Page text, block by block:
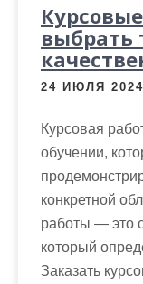
выбрать
24 ИЮЛЯ 2024
Курсовая
обучении,
конкретной
работы — это
который
Заказать